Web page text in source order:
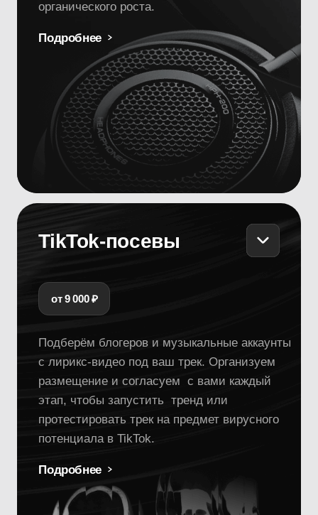
Подберём блогеров и музыкальные аккаунты
с лирикс-видео под ваш трек. Организуем
размещение и согласуем с вами каждый
этап, чтобы запустить тренд или
протестировать трек на предмет вирусного
потенциала в TikTok.
Подробнее
от 9 000 ₽
Создаём вирусные шаблоны в CapCut
с использованием актуальных трендов.
При необходимости — сопровождаем
распространения.
Подробнее